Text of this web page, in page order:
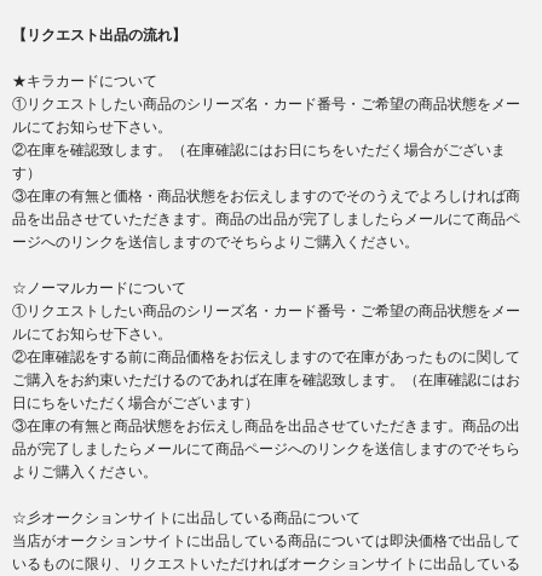
【リクエスト出品の流れ】
★キラカードについて
①リクエストしたい商品のシリーズ名・カード番号・ご希望の商品状態をメー
ルにてお知らせ下さい。
②在庫を確認致します。（在庫確認にはお日にちをいただく場合がございま
す）
③在庫の有無と価格・商品状態をお伝えしますのでそのうえでよろしければ商
品を出品させていただきます。商品の出品が完了しましたらメールにて商品ペ
ージへのリンクを送信しますのでそちらよりご購入ください。
☆ノーマルカードについて
①リクエストしたい商品のシリーズ名・カード番号・ご希望の商品状態をメー
ルにてお知らせ下さい。
②在庫確認をする前に商品価格をお伝えしますので在庫があったものに関して
ご購入をお約束いただけるのであれば在庫を確認致します。（在庫確認にはお
日にちをいただく場合がございます）
③在庫の有無と商品状態をお伝えし商品を出品させていただきます。商品の出
品が完了しましたらメールにて商品ページへのリンクを送信しますのでそちら
よりご購入ください。
☆彡オークションサイトに出品している商品について
当店がオークションサイトに出品している商品については即決価格で出品して
いるものに限り、リクエストいただければオークションサイトに出品している